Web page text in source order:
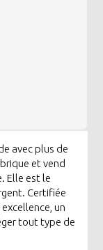
avec plus de
et vend
Elle est le
Certifiée
un
tout type de